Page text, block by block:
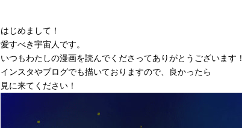
はじめまして！
愛すべき宇宙人です。
いつもわたしの漫画を読んでくださってありがとうございます！
インスタやブログでも描いておりますので、良かったら
見に来てください！